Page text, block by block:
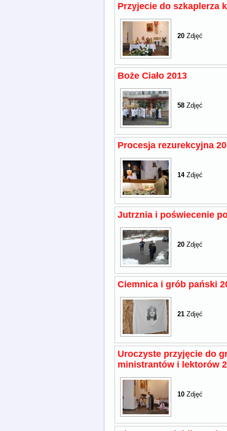
Przyjecie do szkaplerza
20 Zdjęć
Boże Ciało 2013
58 Zdjęć
Procesja rezurekcyjna
14Zdjęć
Jutrznia i poświecenie
20 Zdjęć
Ciemnica i grób pański
21 Zdjęć
Uroczyste przyjęcie do
ministrantów i lektorów
10 Zdjęć